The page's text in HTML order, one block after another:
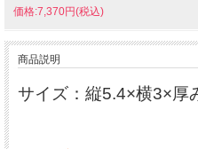
価格:7,370円(税込)
商品説明
サイズ：縦5.4×横3×厚